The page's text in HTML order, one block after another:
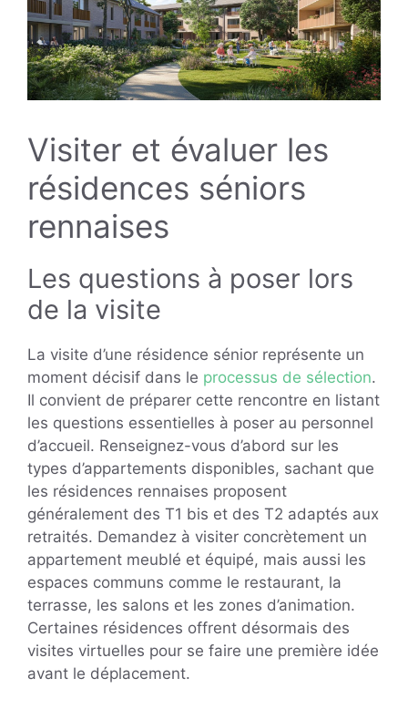
Visiter et évaluer les
résidences séniors
rennaises
Les questions à poser lors
de la visite
La visite d’une résidence sénior représente un
moment décisif dans le processus de sélection.
Il convient de préparer cette rencontre en listant
les questions essentielles à poser au personnel
d’accueil. Renseignez-vous d’abord sur les
types d’appartements disponibles, sachant que
les résidences rennaises proposent
généralement des T1 bis et des T2 adaptés aux
retraités. Demandez à visiter concrètement un
appartement meublé et équipé, mais aussi les
espaces communs comme le restaurant, la
terrasse, les salons et les zones d’animation.
Certaines résidences offrent désormais des
visites virtuelles pour se faire une première idée
avant le déplacement.